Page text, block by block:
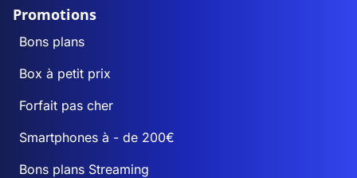
Promotions
Bons plans
Box à petit prix
Forfait pas cher
Smartphones à - de 200€
Bons plans Streaming